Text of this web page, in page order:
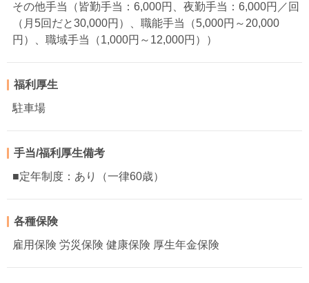
その他手当（皆勤手当：6,000円、夜勤手当：6,000円／回
（月5回だと30,000円）、職能手当（5,000円～20,000
円）、職域手当（1,000円～12,000円））
福利厚生
駐車場
手当/福利厚生備考
■定年制度：あり（一律60歳）
各種保険
雇用保険 労災保険 健康保険 厚生年金保険